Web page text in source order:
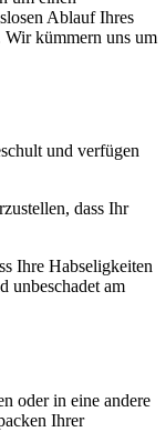
Ablauf Ihres
Wir kümmern uns um
und verfügen
dass Ihr
Ihre Habseligkeiten
unbeschadet am
oder in eine andere
Ihrer